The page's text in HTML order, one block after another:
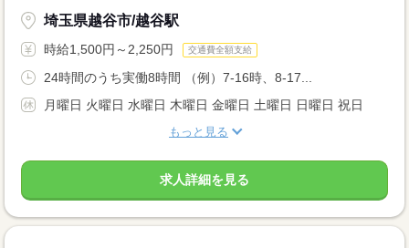
埼玉県越谷市/越谷駅
時給1,500円～2,250円 交通費全額支給
24時間のうち実働8時間 （例）7-16時、8-17...
月曜日 火曜日 水曜日 木曜日 金曜日 土曜日 日曜日 祝日
もっと見る
求人詳細を見る